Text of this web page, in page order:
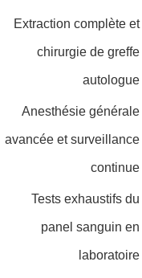
Extraction complète et
chirurgie de greffe
autologue
Anesthésie générale
avancée et surveillance
continue
Tests exhaustifs du
panel sanguin en
laboratoire